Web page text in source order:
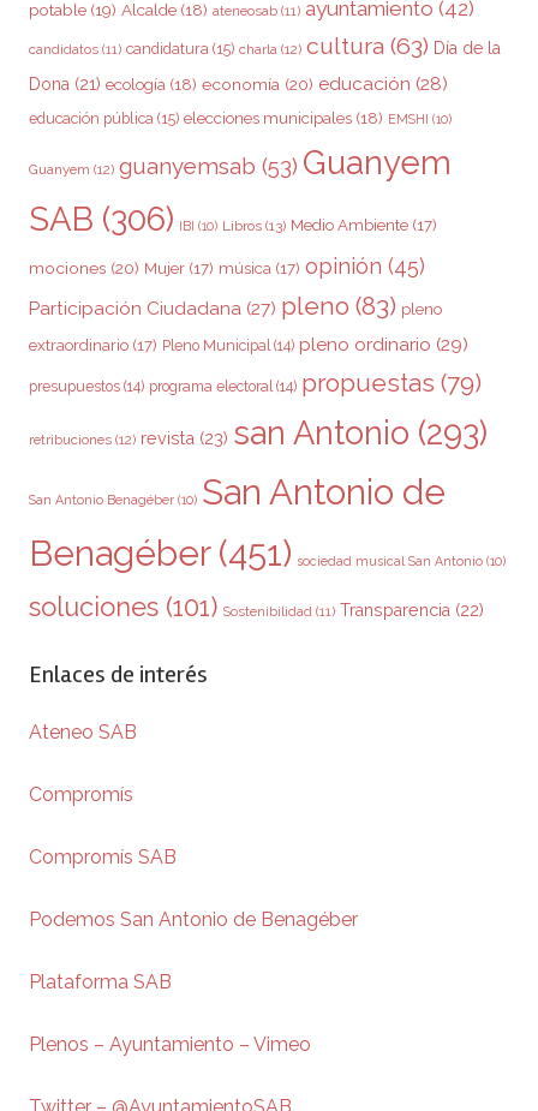
potable (19) Alcalde (18) ateneosab (11) ayuntamiento (42)
candidatos (11) candidatura (15) charla (12) cultura (63) Día de la
Dona (21) ecología (18) economía (20) educación (28)
educación pública (15) elecciones municipales (18) EMSHI (10)
Guanyem (12) guanyemsab (53) Guanyem
SAB (306) IBI (10) Libros (13) Medio Ambiente (17)
mociones (20) Mujer (17) música (17) opinión (45)
Participación Ciudadana (27) pleno (83) pleno
extraordinario (17) Pleno Municipal (14) pleno ordinario (29)
presupuestos (14) programa electoral (14) propuestas (79)
retribuciones (12) revista (23) san Antonio (293)
San Antonio Benagéber (10) San Antonio de
Benagéber(451) sociedad musical San Antonio (10)
soluciones (101) Sostenibilidad (11) Transparencia (22)
Enlaces de interés
Ateneo SAB
Compromís
Compromís SAB
Podemos San Antonio de Benagéber
Plataforma SAB
Plenos – Ayuntamiento – Vimeo
Twitter – @AyuntamientoSAB